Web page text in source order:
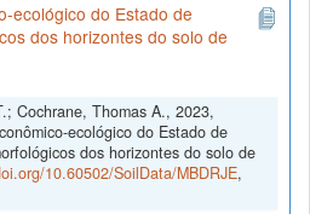
ecológico do Estado de
dos horizontes do solo de
Cochrane, Thomas A., 2023,
ecológico do Estado de
dos horizontes do solo de
10.60502/SoilData/MBDRJE,